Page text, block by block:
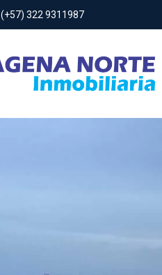
(+57) 322 9311987